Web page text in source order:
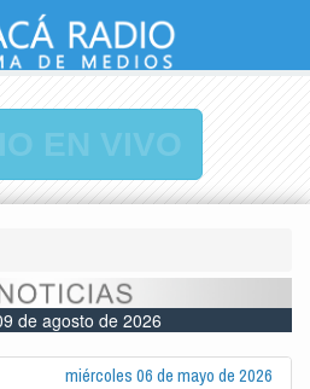
EN VIVO
de agosto de 2026
miércoles 06 de mayo de 2026